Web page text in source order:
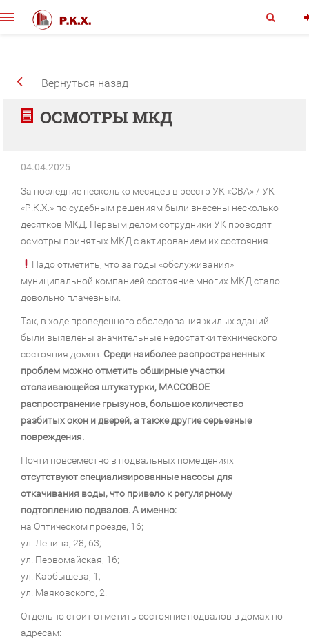
Вернуться назад
ОСМОТРЫ МКД
04.04.2025
За последние несколько месяцев в реестр УК «СВА» / УК
«Р.К.Х.» по судебным решениям были внесены несколько
десятков МКД. Первым делом сотрудники УК проводят
осмотры принятых МКД с актированием их состояния.
Надо отметить, что за годы «обслуживания»
муниципальной компанией состояние многих МКД стало
довольно плачевным.
Так, в ходе проведенного обследования жилых зданий
были выявлены значительные недостатки технического
состояния домов. Среди наиболее распространенных
проблем можно отметить обширные участки
отслаивающейся штукатурки, МАССОВОЕ
распространение грызунов, большое количество
разбитых окон и дверей, а также другие серьезные
повреждения.
Почти повсеместно в подвальных помещениях
отсутствуют специализированные насосы для
откачивания воды, что привело к регулярному
подтоплению подвалов. А именно:
на Оптическом проезде, 16;
ул. Ленина, 28, 63;
ул. Первомайская, 16;
ул. Карбышева, 1;
ул. Маяковского, 2.
Отдельно стоит отметить состояние подвалов в домах по
адресам: